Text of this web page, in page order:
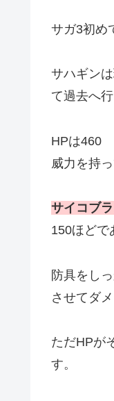
サガ3初め
サハギン
て過去へ
HPは460
威力を持
サイコブ
150ほどで
防具をし
させてダ
ただHPが
す。